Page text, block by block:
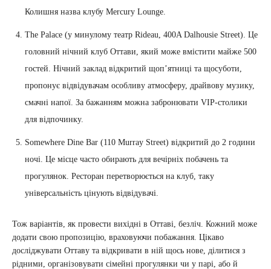
Колишня назва клубу Mercury Lounge.
The Palace (у минулому театр Rideau, 400A Dalhousie Street). Це
головний нічний клуб Оттави, який може вмістити майже 500
гостей. Нічний заклад відкритий щоп’ятниці та щосуботи,
пропонує відвідувачам особливу атмосферу, драйвову музику,
смачні напої. За бажанням можна забронювати VIP-столики
для відпочинку.
Somewhere Dine Bar (110 Murray Street) відкритий до 2 години
ночі. Це місце часто обирають для вечірніх побачень та
прогулянок. Ресторан перетворюється на клуб, таку
універсальність цінують відвідувачі.
Тож варіантів, як провести вихідні в Оттаві, безліч. Кожний може
додати свою пропозицію, враховуючи побажання. Цікаво
досліджувати Оттаву та відкривати в ній щось нове, ділитися з
рідними, організовувати сімейні прогулянки чи у парі, або й